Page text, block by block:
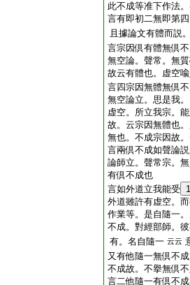
此不成等准下作法
言有即初二無即第
且據論文有體而説
言宗因倶有體無倶
無空論。聲常。無
故云有體也。虚空
言四宗因無體無倶
無空論立。思是我
虚空。所立我宗。
故。云宗因無體也
無也。不成宗因故
言兩倶不成如聲論
論師立。聲常宗。
有倶不成也
言如外道立我能受
外道雖許有虚空。
作業等。是自隨一
不成。對經部師。
有。名自隨一 云云
又有他隨一無倶不
不成故。不擧無倶
言二他隨一有倶不